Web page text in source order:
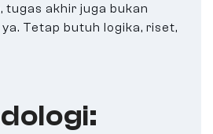
tugas akhir juga bukan
Tetap butuh logika, riset,